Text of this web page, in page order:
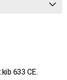
633 CE.